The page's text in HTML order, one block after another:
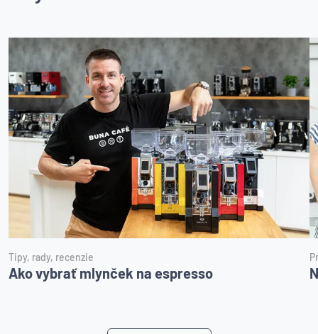
Tipy, rady, recenzie
Ako vybrať mlynček na espresso